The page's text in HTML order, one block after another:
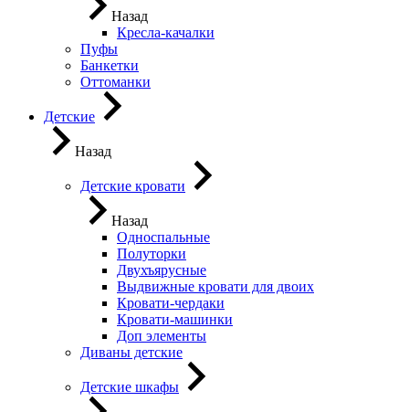
Назад
Кресла-качалки
Пуфы
Банкетки
Оттоманки
Детские
Назад
Детские кровати
Назад
Односпальные
Полуторки
Двухъярусные
Выдвижные кровати для двоих
Кровати-чердаки
Кровати-машинки
Доп элементы
Диваны детские
Детские шкафы